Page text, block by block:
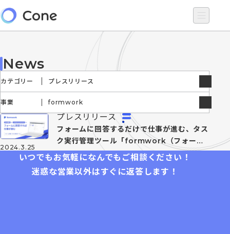
News
2024.3.25
フォームに回答するだけで仕事が進む、タス
ク実行管理ツール「formwork（フォーム
ワーク）」の提供開始
プレスリリース
カテゴリー プレスリリース
事業 formwork
いつでもお気軽になんでもご相談ください！
迷惑な営業以外はすぐに返答します！